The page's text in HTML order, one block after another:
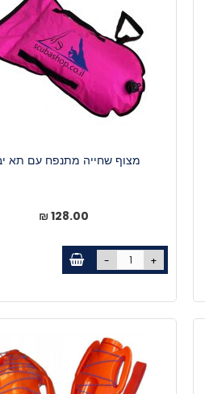
מצוף שחייה מתנפח עם תא
128.00 ₪
- +